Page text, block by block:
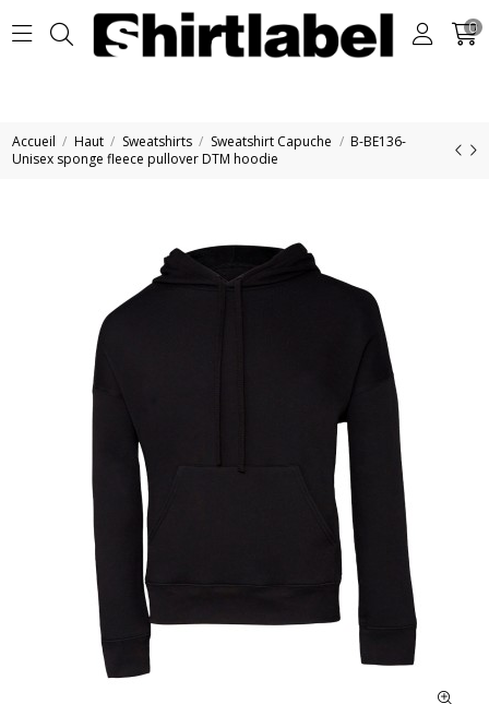
0
Accueil Haut Sweatshirts Sweatshirt Capuche
B-BE136-
Unisex sponge fleece pullover DTM hoodie